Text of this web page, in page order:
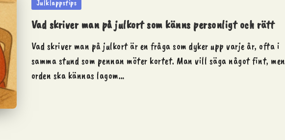
Julklappstips
Vad skriver man på julkort som känns personligt och rätt
Vad skriver man på julkort är en fråga som dyker upp varje år, ofta i
samma stund som pennan möter kortet. Man vill säga något fint, men
orden ska kännas lagom…